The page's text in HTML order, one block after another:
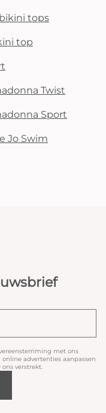
tops
top
Twist
Sport
Jo Swim
met ons
advertenties aanpassen
verstrekt.